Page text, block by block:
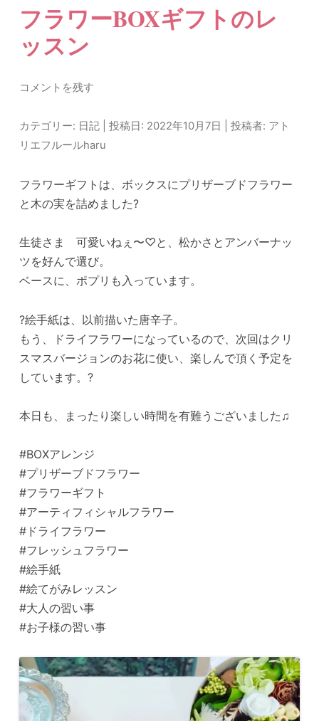
フラワーBOXギフトのレ
ッスン
コメントを残す
カテゴリー: 日記 | 投稿日: 2022年10月7日 |投稿者: アト
リエフルールharu
フラワーギフトは、ボックスにプリザーブドフラワー
と木の実を詰めました?
生徒さま 可愛いねぇ〜♡と、松かさとアンバーナッ
ツを好んで選び。
ベースに、ポプリも入っています。
?絵手紙は、以前描いた唐辛子。
もう、ドライフラワーになっているので、次回はクリ
スマスバージョンのお花に使い、楽しんで頂く予定を
しています。?
本日も、まったり楽しい時間を有難うございました♫
#BOXアレンジ
#プリザーブドフラワー
#フラワーギフト
#アーティフィシャルフラワー
#ドライフラワー
#フレッシュフラワー
#絵手紙
#絵てがみレッスン
#大人の習い事
#お子様の習い事